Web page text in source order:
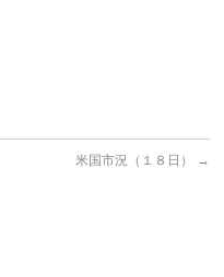
米国市況（１８日） →